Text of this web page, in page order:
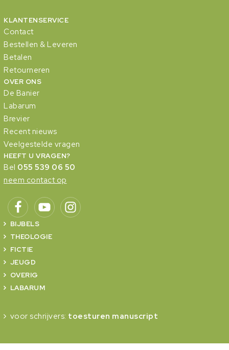
KLANTENSERVICE
Contact
Bestellen & Leveren
Betalen
Retourneren
OVER ONS
De Banier
Labarum
Brevier
Recent nieuws
Veelgestelde vragen
HEEFT U VRAGEN?
Bel 055 539 06 50
neem contact op
BIJBELS
THEOLOGIE
FICTIE
JEUGD
OVERIG
LABARUM
voor schrijvers: toesturen manuscript